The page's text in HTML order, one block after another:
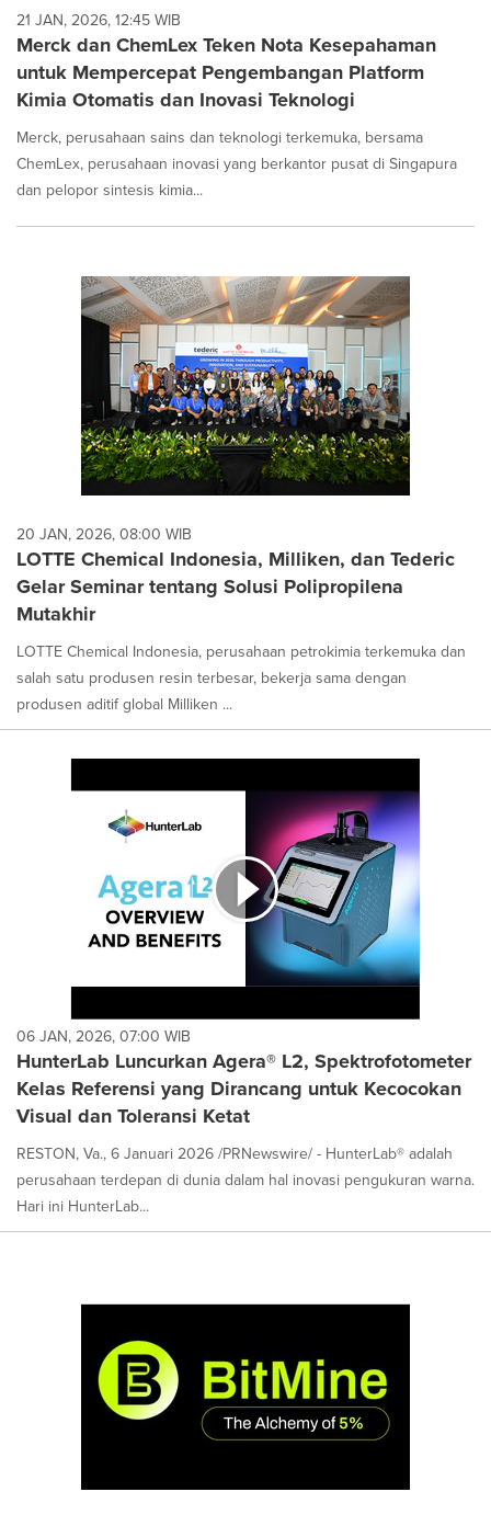
21 JAN, 2026, 12:45 WIB
Merck dan ChemLex Teken Nota Kesepahaman
untuk Mempercepat Pengembangan Platform
Kimia Otomatis dan Inovasi Teknologi
Merck, perusahaan sains dan teknologi terkemuka, bersama
ChemLex, perusahaan inovasi yang berkantor pusat di Singapura
dan pelopor sintesis kimia...
20 JAN, 2026, 08:00 WIB
LOTTE Chemical Indonesia, Milliken, dan Tederic
Gelar Seminar tentang Solusi Polipropilena
Mutakhir
LOTTE Chemical Indonesia, perusahaan petrokimia terkemuka dan
salah satu produsen resin terbesar, bekerja sama dengan
produsen aditif global Milliken ...
06 JAN, 2026, 07:00 WIB
HunterLab Luncurkan Agera® L2, Spektrofotometer
Kelas Referensi yang Dirancang untuk Kecocokan
Visual dan Toleransi Ketat
RESTON, Va., 6 Januari 2026 /PRNewswire/ - HunterLab® adalah
perusahaan terdepan di dunia dalam hal inovasi pengukuran warna.
Hari ini HunterLab...